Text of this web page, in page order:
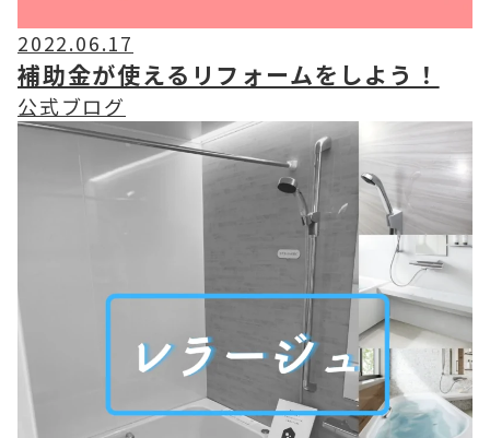
2022.06.17
補助金が使えるリフォームをしよう！
公式ブログ